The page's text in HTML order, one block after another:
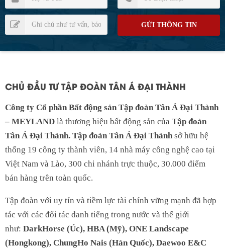
CHỦ ĐẦU TƯ TẬP ĐOÀN TÂN Á ĐẠI THÀNH
Công ty Cổ phần Bất động sản Tập đoàn Tân Á Đại Thành
– MEYLAND là thương hiệu bất động sản của Tập đoàn
Tân Á Đại Thành. Tập đoàn Tân Á Đại Thành sở hữu hệ
thống 19 công ty thành viên, 14 nhà máy công nghệ cao tại
Việt Nam và Lào, 300 chi nhánh trực thuộc, 30.000 điểm
bán hàng trên toàn quốc.
Tập đoàn với uy tín và tiềm lực tài chính vững mạnh đã hợp
tác với các đối tác danh tiếng trong nước và thế giới
như: DarkHorse (Úc), HBA (Mỹ), ONE Landscape
(Hongkong), ChungHo Nais (Hàn Quốc), Daewoo E&C